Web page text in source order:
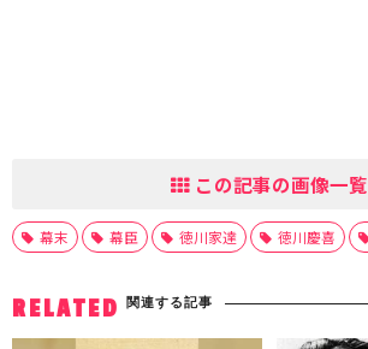
この記事の画像一覧
幕末 幕臣 徳川家達 徳川慶喜
RELATED 関連する記事